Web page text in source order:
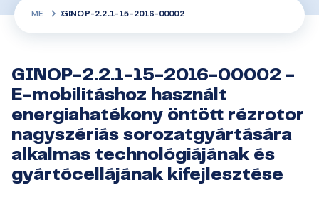
ME GINOP-2.2.1-15-2016-00002
GINOP-2.2.1-15-2016-00002 -
E-mobilitáshoz használt
energiahatékony öntött rézrotor
nagyszériás sorozatgyártására
alkalmas technológiájának és
gyártócellájának kifejlesztése